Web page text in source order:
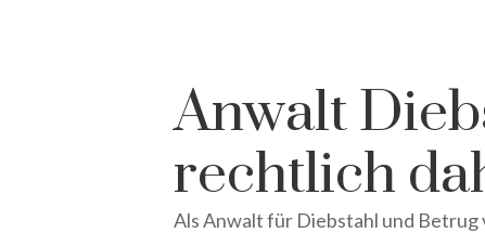
Anwalt
rechtlich
Als Anwalt für Diebstahl und